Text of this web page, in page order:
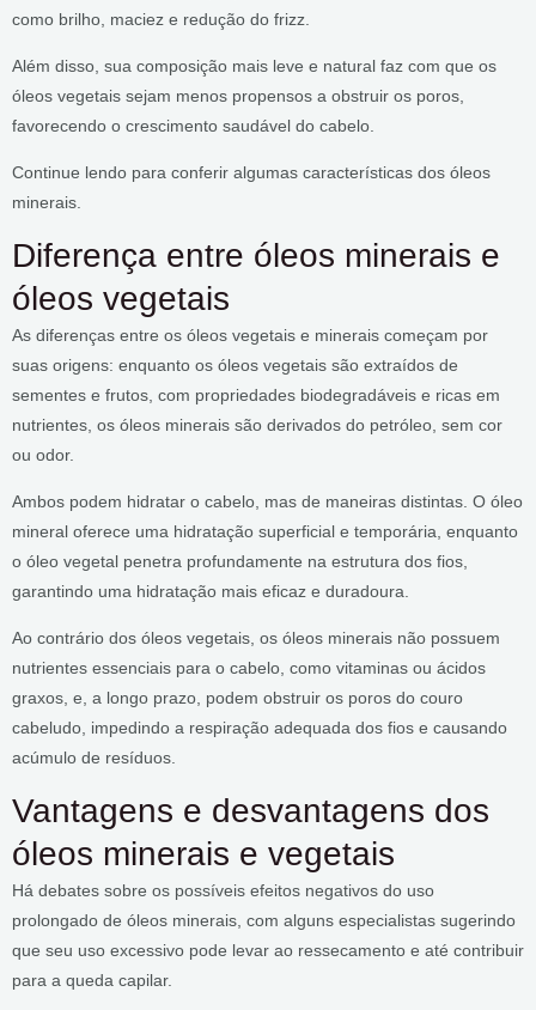
como brilho, maciez e redução do frizz.
Além disso, sua composição mais leve e natural faz com que os
óleos vegetais sejam menos propensos a obstruir os poros,
favorecendo o crescimento saudável do cabelo.
Continue lendo para conferir algumas características dos óleos
minerais.
Diferença entre óleos minerais e
óleos vegetais
As diferenças entre os óleos vegetais e minerais começam por
suas origens: enquanto os óleos vegetais são extraídos de
sementes e frutos, com propriedades biodegradáveis e ricas em
nutrientes, os óleos minerais são derivados do petróleo, sem cor
ou odor.
Ambos podem hidratar o cabelo, mas de maneiras distintas. O óleo
mineral oferece uma hidratação superficial e temporária, enquanto
o óleo vegetal penetra profundamente na estrutura dos fios,
garantindo uma hidratação mais eficaz e duradoura.
Ao contrário dos óleos vegetais, os óleos minerais não possuem
nutrientes essenciais para o cabelo, como vitaminas ou ácidos
graxos, e, a longo prazo, podem obstruir os poros do couro
cabeludo, impedindo a respiração adequada dos fios e causando
acúmulo de resíduos.
Vantagens e desvantagens dos
óleos minerais e vegetais
Há debates sobre os possíveis efeitos negativos do uso
prolongado de óleos minerais, com alguns especialistas sugerindo
que seu uso excessivo pode levar ao ressecamento e até contribuir
para a queda capilar.